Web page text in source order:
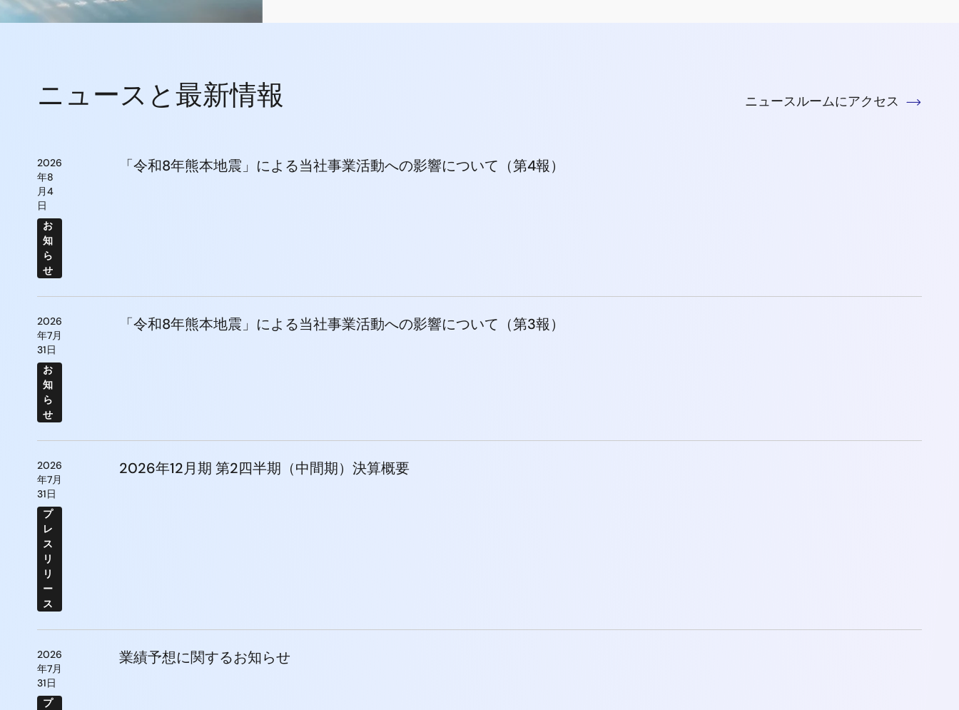
ニュースと最新情報 ニュースルームにアクセス
2026
年8
月4
日
お
知
ら
せ
「令和8年熊本地震」による当社事業活動への影響について（第4報）
2026
年7月
31日
お
知
ら
せ
「令和8年熊本地震」による当社事業活動への影響について（第3報）
2026
年7月
31日
プ
レ
ス
リ
リ
ー
ス
2026年12月期 第2四半期（中間期）決算概要
2026
年7月
31日
プ
業績予想に関するお知らせ